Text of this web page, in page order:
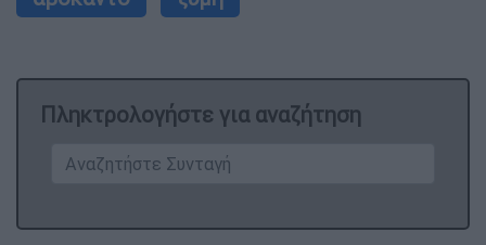
Πληκτρολογήστε για αναζήτηση